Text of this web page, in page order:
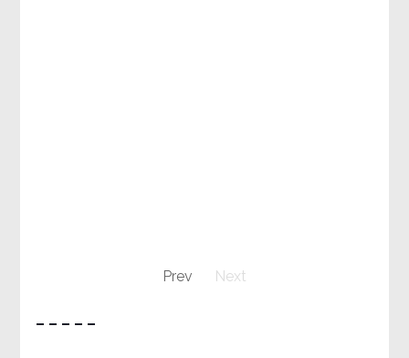
Prev Next
– – – – –